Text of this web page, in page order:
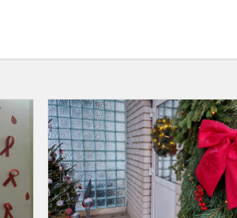
Akcija
„Pasaulinė
AIDS
diena“